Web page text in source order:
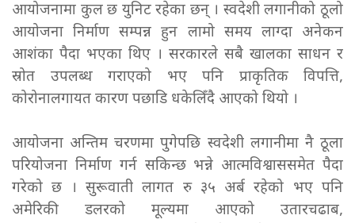
आयोजनामा कुल छ युनिट रहेका छन् । स्वदेशी लगानीको ठूलो
आयोजना निर्माण सम्पन्न हुन लामो समय लाग्दा अनेकन
आशंका पैदा भएका थिए । सरकारले सबै खालका साधन र
स्रोत उपलब्ध गराएको भए पनि प्राकृतिक विपत्ति,
कोरोनालगायत कारण पछाडि धकेलिँदै आएको थियो ।
आयोजना अन्तिम चरणमा पुगेपछि स्वदेशी लगानीमा नै ठूला
परियोजना निर्माण गर्न सकिन्छ भन्ने आत्मविश्वाससमेत पैदा
गरेको छ । सुरूवाती लागत रु ३५ अर्ब रहेको भए पनि
अमेरिकी डलरको मूल्यमा आएको उतारचढाब,